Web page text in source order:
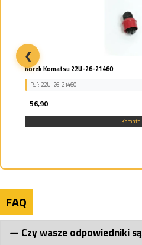
Korek Komatsu 22U-26-21460
Ref: 22U-26-21460
56,90
❮
FAQ
Czy wasze odpowiedniki